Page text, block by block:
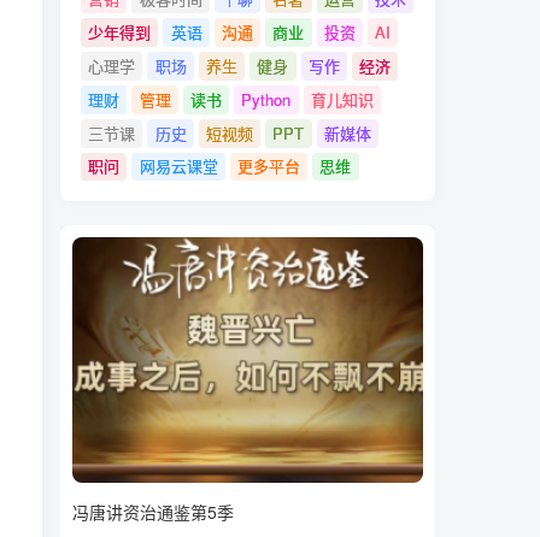
少年得到
英语 沟通 商业 投资
AI
心理学
职场 养生 健身 写作
经济
理财
管理 读书 Python
育儿知识
三节课
历史 短视频 PPT
新媒体
职问
网易云课堂 更多平台 思维
冯唐讲资治通鉴第5季